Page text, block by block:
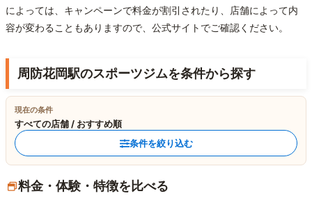
によっては、キャンペーンで料金が割引されたり、店舗によって内
容が変わることもありますので、公式サイトでご確認ください。
周防花岡駅のスポーツジムを条件から探す
現在の条件
すべての店舗 / おすすめ順
条件を絞り込む
料金・体験・特徴を比べる